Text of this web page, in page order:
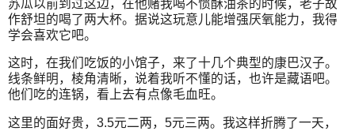
苏瓜以前到过这边，在他赌我喝不惯酥油茶的时候，老子故
作舒坦的喝了两大杯。据说这玩意儿能增强厌氧能力，我得
学会喜欢它吧。
这时，在我们吃饭的小馆子，来了十几个典型的康巴汉子。
线条鲜明，棱角清晰，说着我听不懂的话，也许是藏语吧。
他们吃的连锅，看上去有点像毛血旺。
这里的面好贵，3.5元二两，5元三两。我这样折腾了一天，